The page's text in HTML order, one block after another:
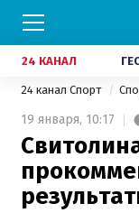
24 КАНАЛ
24 канал Спорт
19 января, 10:17